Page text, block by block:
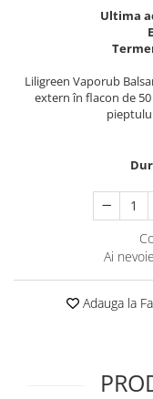
Supliment Fier
Supliment Vitamina C
Supliment Vitamina
Tincturi si
Tuse gat si respiratie
Vitamine si minerale
Ultima
Liligreen Vaporub
extern în flacon de
Ai
Adauga la